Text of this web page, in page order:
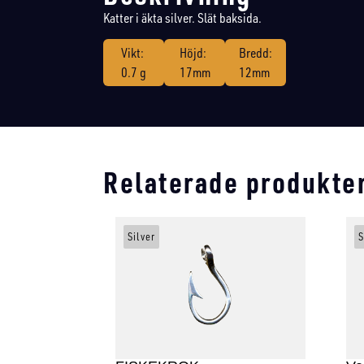
Katter i äkta silver. Slät baksida.
Vikt:
0.7 g
Höjd:
17mm
Bredd:
12mm
Relaterade
Silver